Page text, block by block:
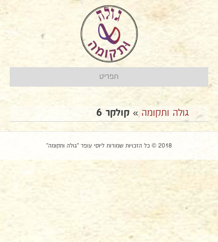
תפריט
גולה ותקומה » קולקר 6
2018 © כל הזכויות שמורות ליוסי עופר "גולה ותקומה"